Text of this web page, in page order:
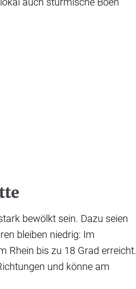
bewölkt sein. Dazu seien
bleiben niedrig: Im
Rhein bis zu 18 Grad erreicht.
und könne am